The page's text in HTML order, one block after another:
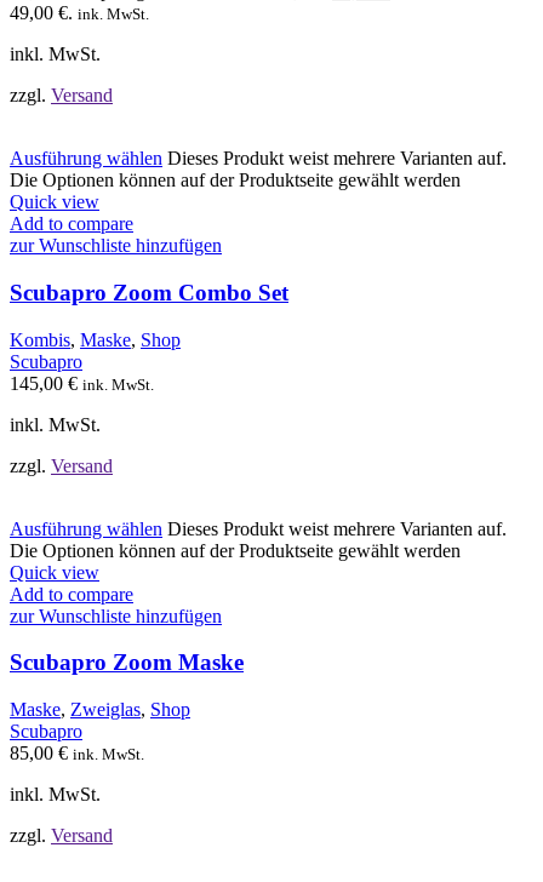
49,00 €. ink. MwSt.
inkl. MwSt.
zzgl. Versand
Ausführung wählen Dieses Produkt weist mehrere Varianten auf.
Die Optionen können auf der Produktseite gewählt werden
Quick view
Add to compare
zur Wunschliste hinzufügen
Scubapro Zoom Combo Set
Kombis, Maske, Shop
Scubapro
145,00 € ink. MwSt.
inkl. MwSt.
zzgl. Versand
Ausführung wählen Dieses Produkt weist mehrere Varianten auf.
Die Optionen können auf der Produktseite gewählt werden
Quick view
Add to compare
zur Wunschliste hinzufügen
Scubapro Zoom Maske
Maske, Zweiglas, Shop
Scubapro
85,00 € ink. MwSt.
inkl. MwSt.
zzgl. Versand